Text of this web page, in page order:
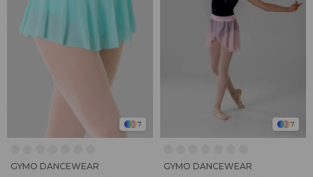
7
GYMO DANCEWEAR
7
GYMO DANCEWEAR